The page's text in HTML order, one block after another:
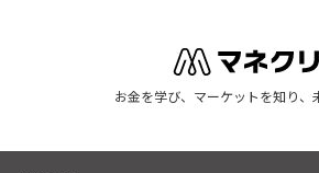
お金を学び、マーケットを知り、